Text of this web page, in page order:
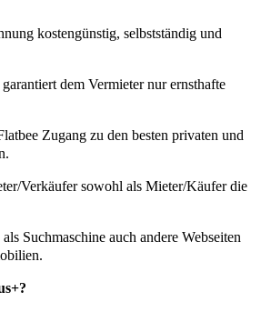
kostengünstig, selbstständig und
dem Vermieter nur ernsthafte
Zugang zu den besten privaten und
Verkäufer sowohl als Mieter/Käufer die
Suchmaschine auch andere Webseiten